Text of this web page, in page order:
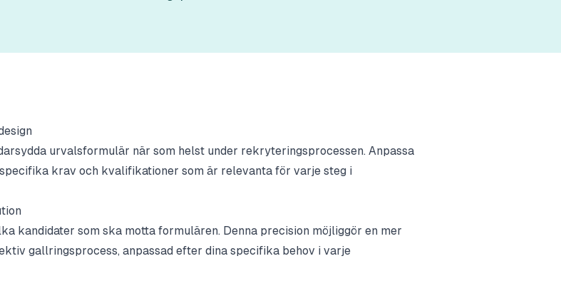
urvalsformulär när som helst under rekryteringsprocessen. Anpassa
krav och kvalifikationer som är relevanta för varje steg i
kandidater som ska motta formulären. Denna precision möjliggör en mer
gallringsprocess, anpassad efter dina specifika behov i varje